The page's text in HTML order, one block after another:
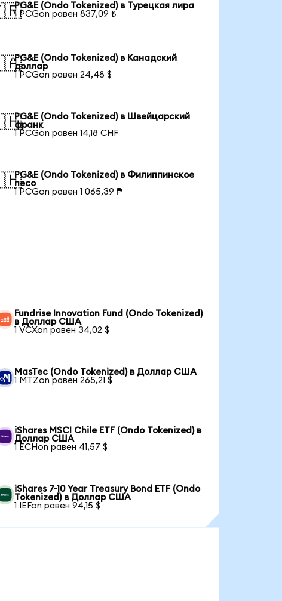
PG&E (Ondo Tokenized) в Турецкая лира
1 PCGon равен 837,09 ₺
PG&E (Ondo Tokenized) в Канадский
доллар
1 PCGon равен 24,48 $
PG&E (Ondo Tokenized) в Швейцарский
франк
1 PCGon равен 14,18 CHF
PG&E (Ondo Tokenized) в Филиппинское
песо
1 PCGon равен 1 065,39 ₱
Fundrise Innovation Fund (Ondo Tokenized)
в Доллар США
1 VCXon равен 34,02 $
MasTec (Ondo Tokenized) в Доллар США
1 MTZon равен 265,21 $
iShares MSCI Chile ETF (Ondo Tokenized) в
Доллар США
1 ECHon равен 41,57 $
iShares 7-10 Year Treasury Bond ETF (Ondo
Tokenized) в Доллар США
1 IEFon равен 94,15 $